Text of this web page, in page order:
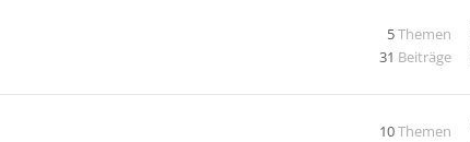
5Themen
31 Beiträge
10Themen